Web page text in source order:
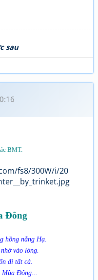
sau
BMT.
Đông
hồng nắng Hạ.
vào lòng.
đi tất cả.
Đông...